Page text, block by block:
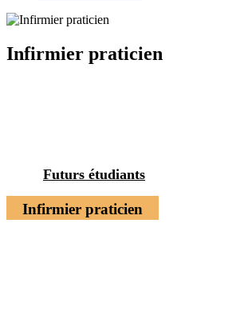
Infirmier praticien
Futurs étudiants
Infirmier praticien